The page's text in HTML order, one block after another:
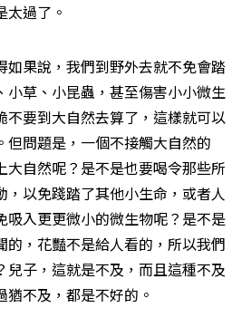
太過了。
如果說，我們到野外去就不免會踏
小草、小昆蟲，甚至傷害小小微生
不要到大自然去算了，這樣就可以
但問題是，一個不接觸大自然的
大自然呢？是不是也要喝令那些所
，以免踐踏了其他小生命，或者人
吸入更更微小的微生物呢？是不是
的，花豔不是給人看的，所以我們
兒子，這就是不及，而且這種不及
不及，都是不好的。